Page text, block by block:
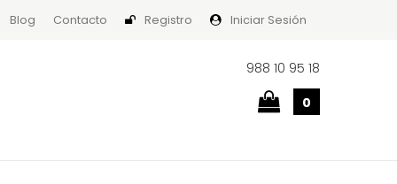
Iniciar Sesión
Registro
Blog Contacto
988 10 95 18
0